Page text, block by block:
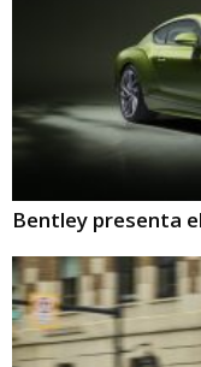
Bentley presenta